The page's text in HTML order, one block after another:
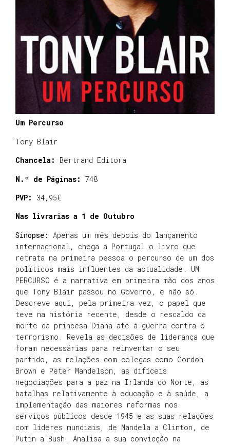
Um Percurso
Tony Blair
Chancela:
Bertrand Editora
N.º de Páginas: 748
PVP: 34,95€
Nas livrarias a 1 de Outubro
Sinopse: Apenas um mês depois do lançamento
internacional, chega a Portugal o livro que
retrata na primeira pessoa o percurso de um dos
políticos mais influentes da actualidade. UM
PERCURSO é a narrativa em primeira mão dos anos
que Tony Blair passou no Governo, e não só.
Descreve aqui, pela primeira vez, o papel que
teve na história recente, desde o rescaldo da
morte da princesa Diana até à guerra contra o
terrorismo. Revela as decisões de liderança que
foram necessárias para reinventar o seu
partido, as relações com colegas como Gordon
Brown e Peter Mandelson, as difíceis
negociações para a paz na Irlanda do Norte, as
batalhas relativamente à educação e à saúde, a
implementação das maiores reformas nos
serviços públicos desde 1945 e as suas relações
com líderes mundiais, de Mandela a Clinton, de
Putin a Bush. Analisa a sua convicção na